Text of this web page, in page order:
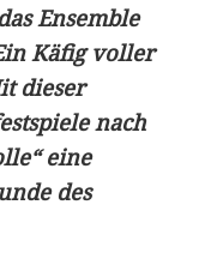
Ensemble
Käfig voller
dieser
nach
eine
des